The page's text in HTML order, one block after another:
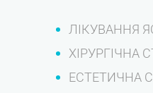
ЛІКУВАННЯ
ХІРУРГІЧНА
ЕСТЕТИЧНА